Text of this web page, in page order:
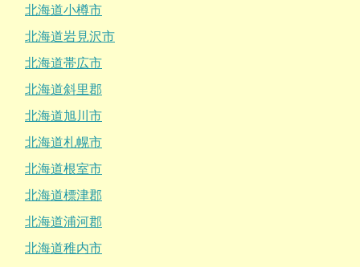
北海道小樽市
北海道岩見沢市
北海道帯広市
北海道斜里郡
北海道旭川市
北海道札幌市
北海道根室市
北海道標津郡
北海道浦河郡
北海道稚内市